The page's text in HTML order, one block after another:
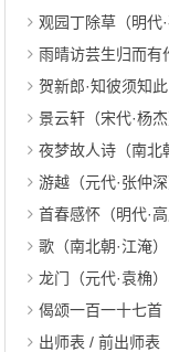
观园丁除草（明代·
雨晴访芸生归而有
贺新郎·知彼须知此
景云轩（宋代·杨杰
夜梦故人诗（南北
游越（元代·张仲深
首春感怀（明代·高
歌（南北朝·江淹）
龙门（元代·袁桷）
偈颂一百一十七首
出师表 / 前出师表